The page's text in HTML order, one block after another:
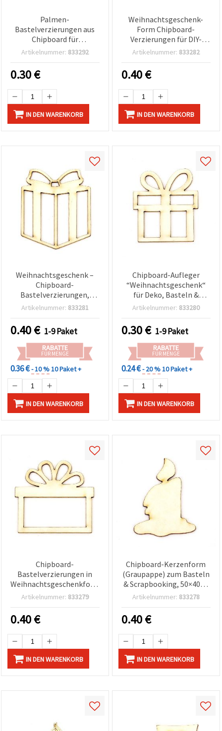
Palmen-
Bastelverzierungen aus
Chipboard für
Scrapbooking, 50×35×1
Artikelnummer: 833292
0.30€
IN DEN WARENKORB
Weihnachtsgeschenk-
Form Chipboard-
Verzierungen für DIY-
Bastel-Deko, 45 x 50 x 1
Artikelnummer: 833282
0.40€
IN DEN WARENKORB
Weihnachtsgeschenk –
Chipboard-
Bastelverzierungen,
50×40×1 mm, 2er-Set
Artikelnummer: 833281
0.40€ 1-9 Paket
RABATTE
FÜR MENGE
0.36 €- 10 %10 Paket +
IN DEN WARENKORB
Chipboard-Aufleger
“Weihnachtsgeschenk“
für Deko, Basteln &
Scrapbooking, 50×45×1
Artikelnummer: 833280
0.30€ 1-9 Paket
RABATTE
FÜR MENGE
0.24 €- 20 %10 Paket +
IN DEN WARENKORB
Chipboard-
Bastelverzierungen in
Weihnachtsgeschenkform
– ideal zum Glitzern und
Artikelnummer: 833279
0.40€
IN DEN WARENKORB
Chipboard-Kerzenform
(Graupappe) zum Basteln
& Scrapbooking, 50×40×1
mm – 2 Stück
Artikelnummer: 833278
0.40€
IN DEN WARENKORB